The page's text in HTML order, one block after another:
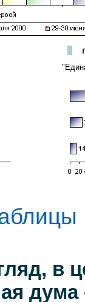
в